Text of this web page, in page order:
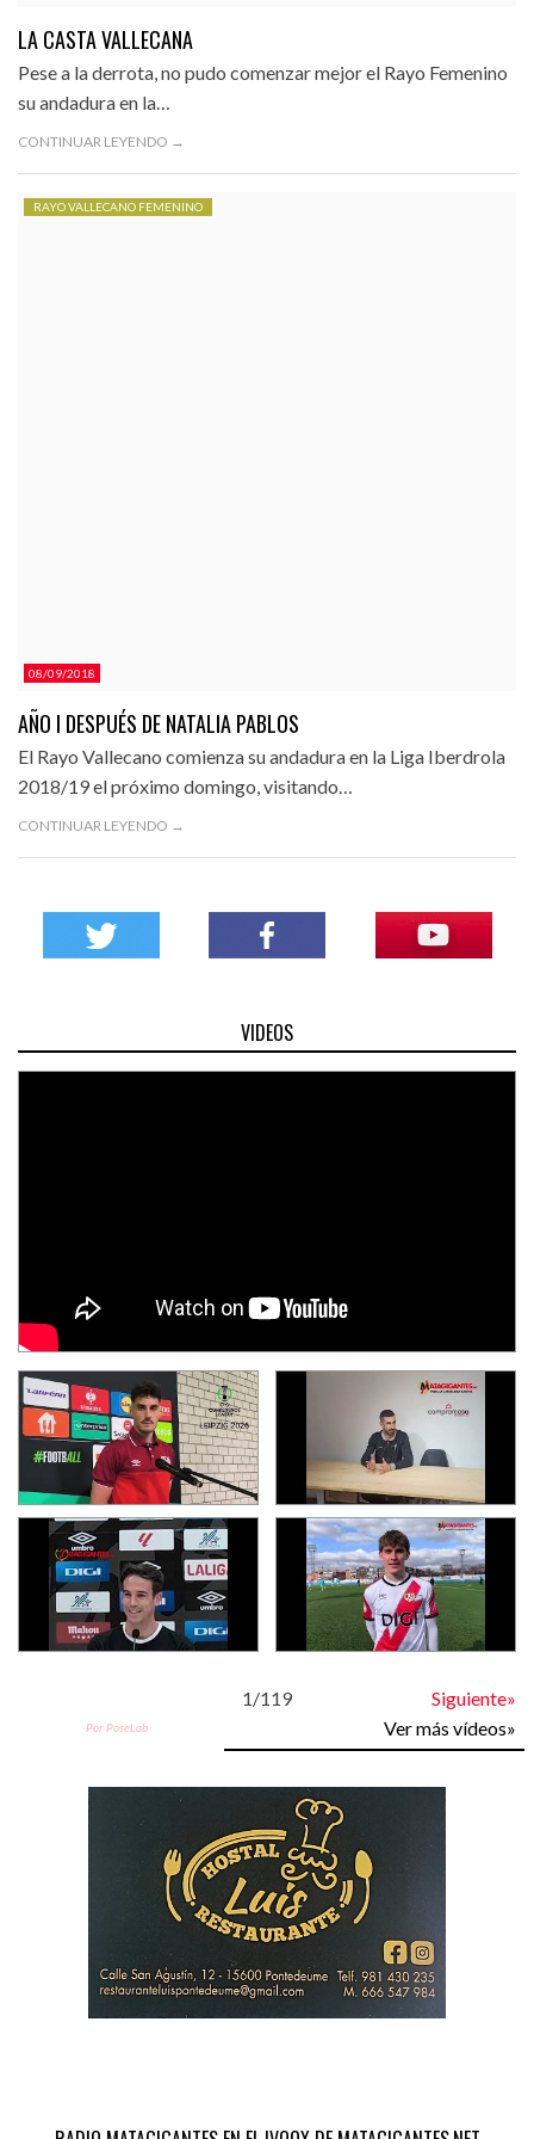
LA CASTA VALLECANA
Pese a la derrota, no pudo comenzar mejor el Rayo Femenino
su andadura en la…
CONTINUAR LEYENDO →
08/09/2018
RAYO VALLECANO FEMENINO
AÑO I DESPUÉS DE NATALIA PABLOS
El Rayo Vallecano comienza su andadura en la Liga Iberdrola
2018/19 el próximo domingo, visitando…
CONTINUAR LEYENDO →
VIDEOS
1/119 Siguiente»
Por PoseLab Ver más vídeos»